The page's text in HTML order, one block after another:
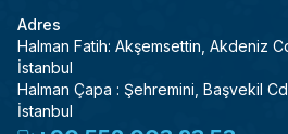
Adres
Halman Fatih: Akşemsettin, Akdeniz
İstanbul
Halman Çapa : Şehremini, Başvekil
İstanbul